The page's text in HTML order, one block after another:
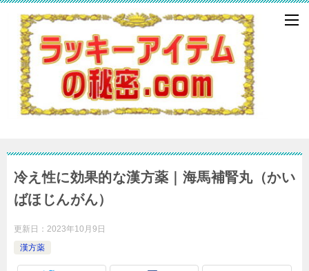
冷え性に効果的な漢方薬｜海馬補腎丸（かい
ばほじんがん）
更新日： 2023年10月9日
漢方薬